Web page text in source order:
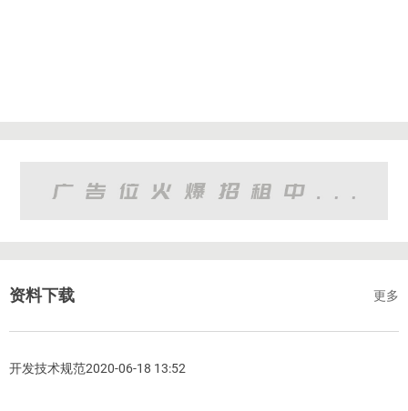
资料下载 更多
开发技术规范2020-06-18 13:52